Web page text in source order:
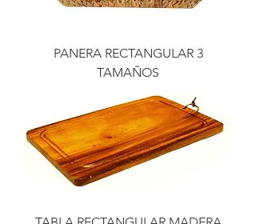
PANERA RECTANGULAR 3
TAMAÑOS